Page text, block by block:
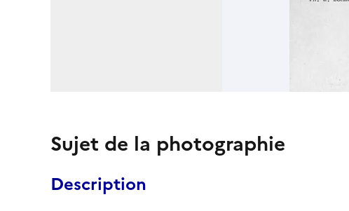
Sujet de la photographie
Description